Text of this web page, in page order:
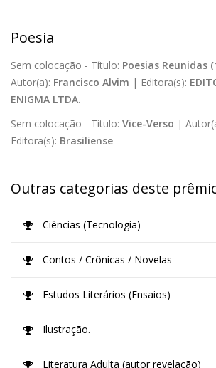
Poesia
Sem colocação - Título: Poesias Reunidas
Autor(a): Francisco Alvim | Editora(s):
ENIGMA LTDA.
Sem colocação - Título: Vice-Verso |
Editora(s): Brasiliense
Outras categorias deste
Ciências (Tecnologia)
Contos / Crônicas / Novelas
Estudos Literários (Ensaios)
Ilustração.
Literatura Adulta (autor revelação)